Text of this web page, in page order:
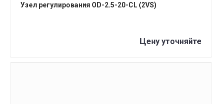
Узел регулирования OD-2.5-20-СL (2VS)
Цену уточняйте